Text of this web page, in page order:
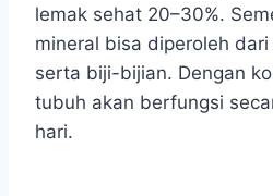
lemak sehat 20–30%.
mineral bisa diperoleh
serta biji-bijian. Dengan
tubuh akan berfungsi
hari.